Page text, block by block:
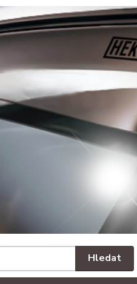
Hledat